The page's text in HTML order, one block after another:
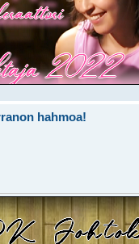
hahmoa!